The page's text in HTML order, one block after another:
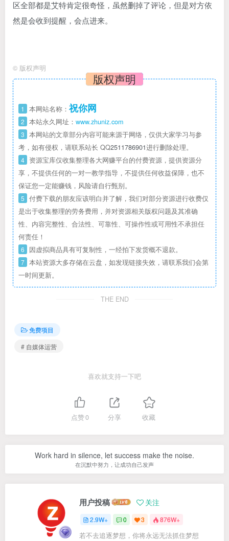
区全部都是艾特肯定很奇怪，虽然删掉了评论，但是对方依
然是会收到提醒，会点进来。
© 版权声明
版权声明
1 本网站名称： 祝你网
2 本站永久网址： www.zhuniz.com
3 本网站的文章部分内容可能来源于网络，仅供大家学习与参
考，如有侵权，请联系站长 QQ2511786901进行删除处理。
4 资源宝库仅收集整理各大网赚平台的付费资源，提供资源分
享，不提供任何的一对一教学指导，不提供任何收益保障，也不
保证您一定能赚钱，风险请自行甄别。
5 付费下载的朋友应该明白并了解，我们对部分资源进行收费仅
是出于收集整理的劳务费用，并对资源相关版权问题及其准确
性、内容完整性、合法性、可靠性、可操作性或可用性不承担任
何责任！
6 因虚拟商品具有可复制性，一经拍下发货概不退款。
7 本站资源大多存储在云盘，如发现链接失效，请联系我们会第
一时间更新。
THE END
免费项目
# 自媒体运营
喜欢就支持一下吧
点赞0 分享 收藏
Work hard in silence, let success make the noise.
在沉默中努力，让成功自己发声
用户投稿 关注
2.9W+ 0 3 876W+
若不去追逐梦想，你将永远无法抓住梦想